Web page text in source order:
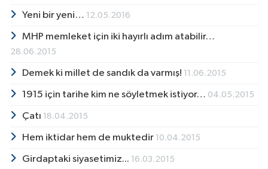
Yeni bir yeni… 12.05.2016
MHP memleket için iki hayırlı adım atabilir…
28.06.2015
Demek ki millet de sandık da varmış! 11.06.2015
1915 için tarihe kim ne söyletmek istiyor… 04.05.2015
Çatı 18.04.2015
Hem iktidar hem de muktedir 10.04.2015
Girdaptaki siyasetimiz... 16.03.2015